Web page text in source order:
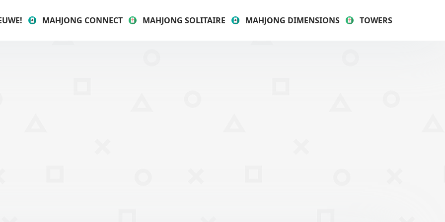
MAHJONG CONNECT MAHJONG SOLITAIRE MAHJONG DIMENSIONS TOWERS